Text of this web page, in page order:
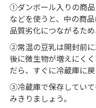
①ダンボール入りの商
などを使うと、中の商
品質劣化につながるた
②常温の豆乳は開封前
後に微生物が増えにく
だら、すぐに冷蔵庫に戻
③冷蔵庫で保存してい
みきりましょう。